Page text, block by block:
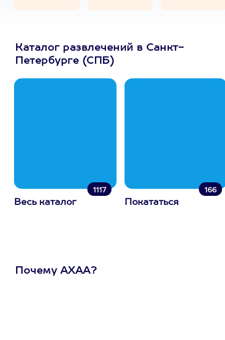
Каталог развлечений в Санкт-
Петербурге (СПБ)
1117
Весь каталог
166
Покататься
Почему АХАА?